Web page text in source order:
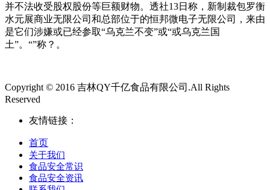
并不法收受股权股份等巨额财物。透社13日称，新制裁包罗衡
水元展商业无限公司和总部位于的恒邦微电子无限公司，来由
是它们涉嫌或已经参取“乌克兰不变”或“或乌克兰国
土”。“”称？。
Copyright © 2016 吉林QY千亿食品有限公司.All Rights
Reserved
友情链接：
首页
关于我们
食品安全常识
食品安全资讯